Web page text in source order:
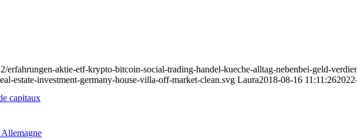
capitaux
Allemagne
aktie-etf-krypto-bitcoin-social-trading-handel-kueche-alltag-nebenbei-geld-
estate-investment-germany-house-villa-off-market-clean.svg Laura2018-08-16 11:11:26